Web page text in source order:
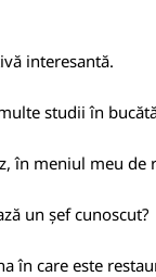
interesantă.
studii în
în meniul meu de
un șef cunoscut?
în care este